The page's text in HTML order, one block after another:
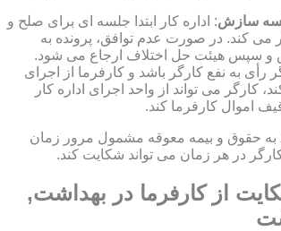
سازش: اداره کار ابتدا جلسه ای برای صلح و
می کند. در صورت عدم توافق، پرونده به
سپس هیئت حل اختلاف ارجاع می شود.
رأی به نفع کارگر باشد و کارفرما از اجرای
کارگر می تواند از واحد اجرای اداره کار
اموال کارفرما کند.
به حقوق و بیمه معوقه مشمول مرور زمان
کارگر در هر زمان می تواند شکایت کند.
از کارفرما در بهداشت,